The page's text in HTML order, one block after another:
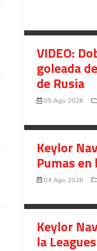
VIDEO:
goleada
de Rusia
05 Ago 2026
Keylor
Pumas en
04 Ago 2026
Keylor
la